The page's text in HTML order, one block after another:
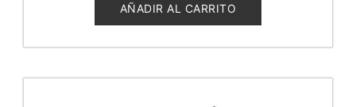
5
AÑADIR AL CARRITO